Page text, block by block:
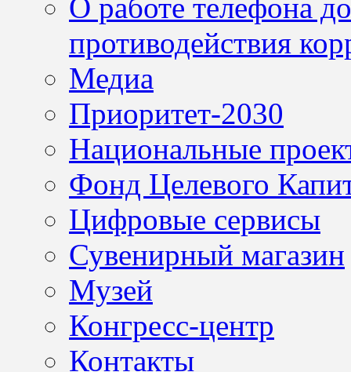
О работе телефона
противодействия
Медиа
Приоритет-2030
Национальные
Фонд Целевого
Цифровые сервисы
Сувенирный магазин
Музей
Конгресс-центр
Контакты